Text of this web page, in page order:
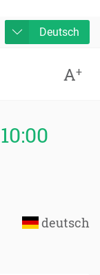
Deutsch
A+
deutsch